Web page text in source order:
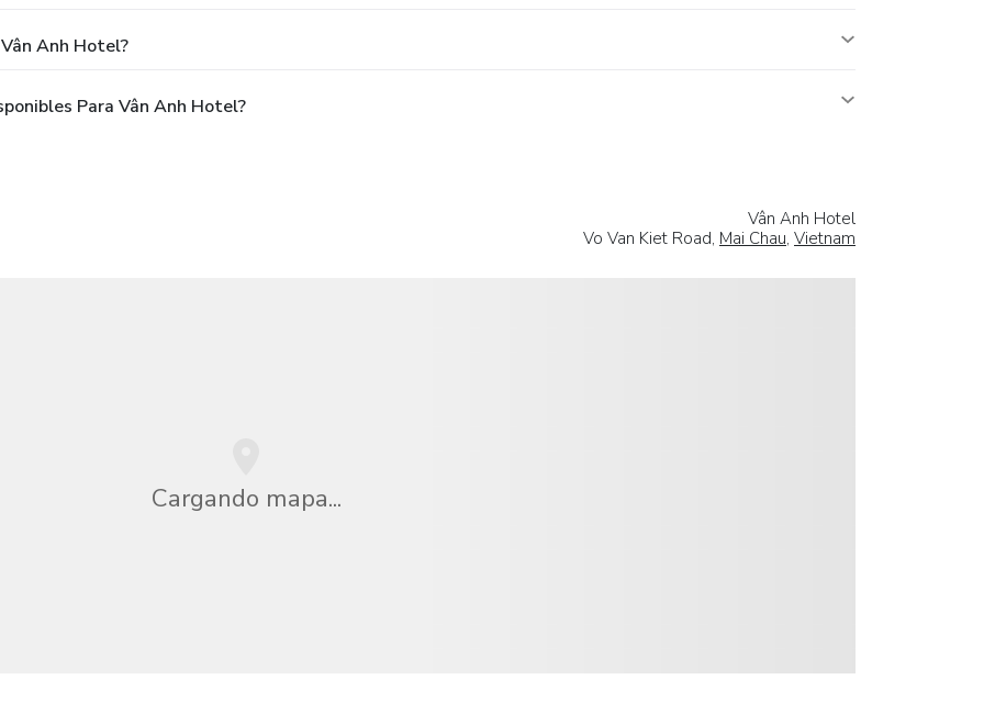
Anh Hotel?
Para Vân Anh Hotel?
Vân Anh Hotel
Vo Van Kiet Road, Mai Chau, Vietnam
Cargando mapa...